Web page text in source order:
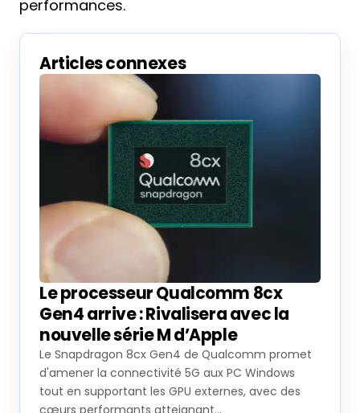
performances.
Articles connexes
Le processeur Qualcomm 8cx
Gen4 arrive : Rivalisera avec la
nouvelle série M d’Apple
Le Snapdragon 8cx Gen4 de Qualcomm promet
d'amener la connectivité 5G aux PC Windows
tout en supportant les GPU externes, avec des